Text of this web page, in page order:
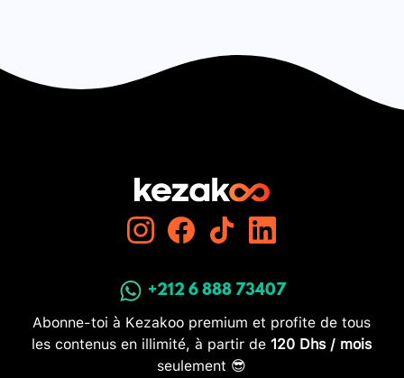
+212 6 888 73407
Abonne-toi à Kezakoo premium et profite de tous
les contenus en illimité, à partir de 120 Dhs / mois
seulement 😎